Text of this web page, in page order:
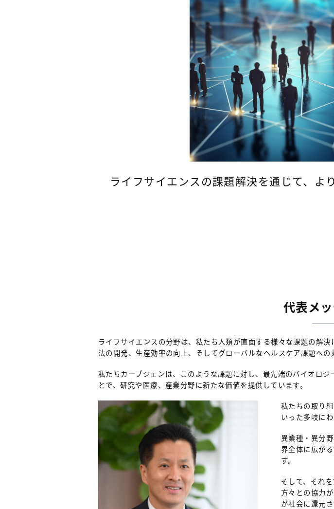
ライフサイエンスの課題解決を通じて、よ
代表メ
ライフサイエンスの分野は、私たち人類が直面する様々な課題の解
法の開発、生産効率の向上、そしてグローバルなヘルスケア課題への
私たちカーブジェンは、このような課題に対し、最先端のバイオロ
とで、研究や医療、産業分野に新たな価値を提供しています。
私たちの取り
いった多岐に
異業種・異分
界全体に広が
す。
そして、それ
方々との協力
が社会に還元